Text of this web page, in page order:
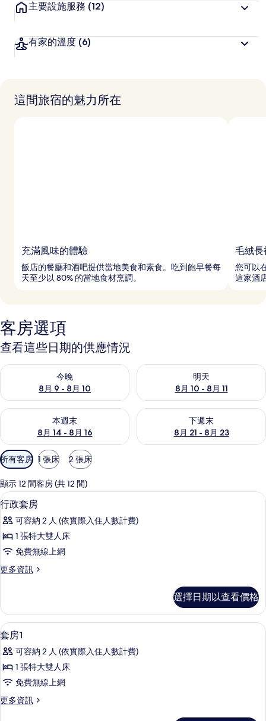
主要設施服務 (12)
有家的溫度 (6)
這間旅宿的魅力所在
充滿風味的體驗
飯店的餐廳和酒吧提供當地美食和素食。吃到飽早餐每
天至少以 80% 的當地食材烹調。
毛絨長
您可以
這家酒
客房選項
查看這些日期的供應情況
今晚
8月 9 - 8月 10
查看今晚 (8月 9 - 8月 10) 的供應情況
明天
8月 10 - 8月 11
查看明天 (8月 10 - 8月 11) 的
本週末
8月 14 - 8月 16
查看本週末 (8月 14 - 8月 16) 的供應情況
下週末
8月 21 - 8月 23
查看下週末 (8月 21 - 8月 23)
可
用
的
客
房
篩
選
條
所有客房 1 張床 2 張床
顯示 12 間客房 (共 12 間)
顯
示
行
政
套
房
所
有
相
片
免費迷你吧、客房內保險箱、書桌、
5
行政套房
可容納 2 人 (依實際入住人數計費)
1 張特大雙人床
免費無線上網
更多資訊
更
套
房
的
情
選擇日期以查看價格
顯
示
套
房
的
免費迷你吧、客房內保險箱、書桌、
6
套房1
可容納 2 人 (依實際入住人數計費)
1 張特大雙人床
免費無線上網
更多資訊
更